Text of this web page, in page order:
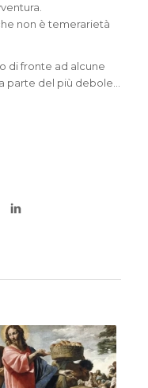
non è temerarietà
di fronte ad alcune
parte del più debole…